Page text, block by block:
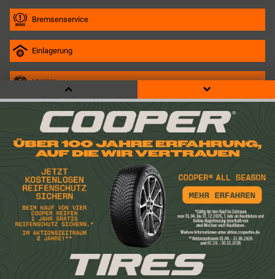
Bremsenservice
Einlagerung
HU/AU
Inspektion
Klimaservice
LKW
Motorrad
Offroad